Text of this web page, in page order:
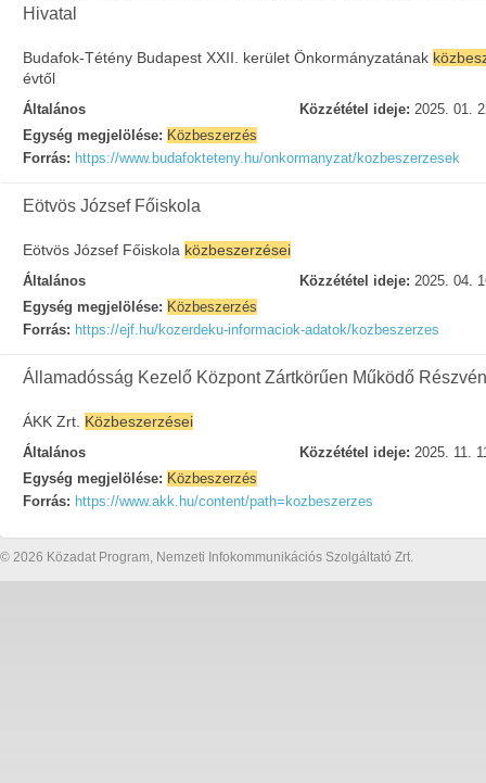
Hivatal
Budafok-Tétény Budapest XXII. kerület Önkormányzatának
évtől
Általános Közzététel ideje: 2025. 01.
Egység megjelölése: Közbeszerzés
Forrás: https://www.budafokteteny.hu/onkormanyzat/kozbeszerzesek
Eötvös József Főiskola
Eötvös József Főiskola közbeszerzései
Általános Közzététel ideje: 2025. 04.
Egység megjelölése: Közbeszerzés
Forrás: https://ejf.hu/kozerdeku-informaciok-adatok/kozbeszerzes
Államadósság Kezelő Központ Zártkörűen Működő
ÁKK Zrt. Közbeszerzései
Általános Közzététel ideje: 2025. 11.
Egység megjelölése: Közbeszerzés
Forrás: https://www.akk.hu/content/path=kozbeszerzes
© 2026 Közadat Program, Nemzeti Infokommunikációs Szolgáltató Zrt.